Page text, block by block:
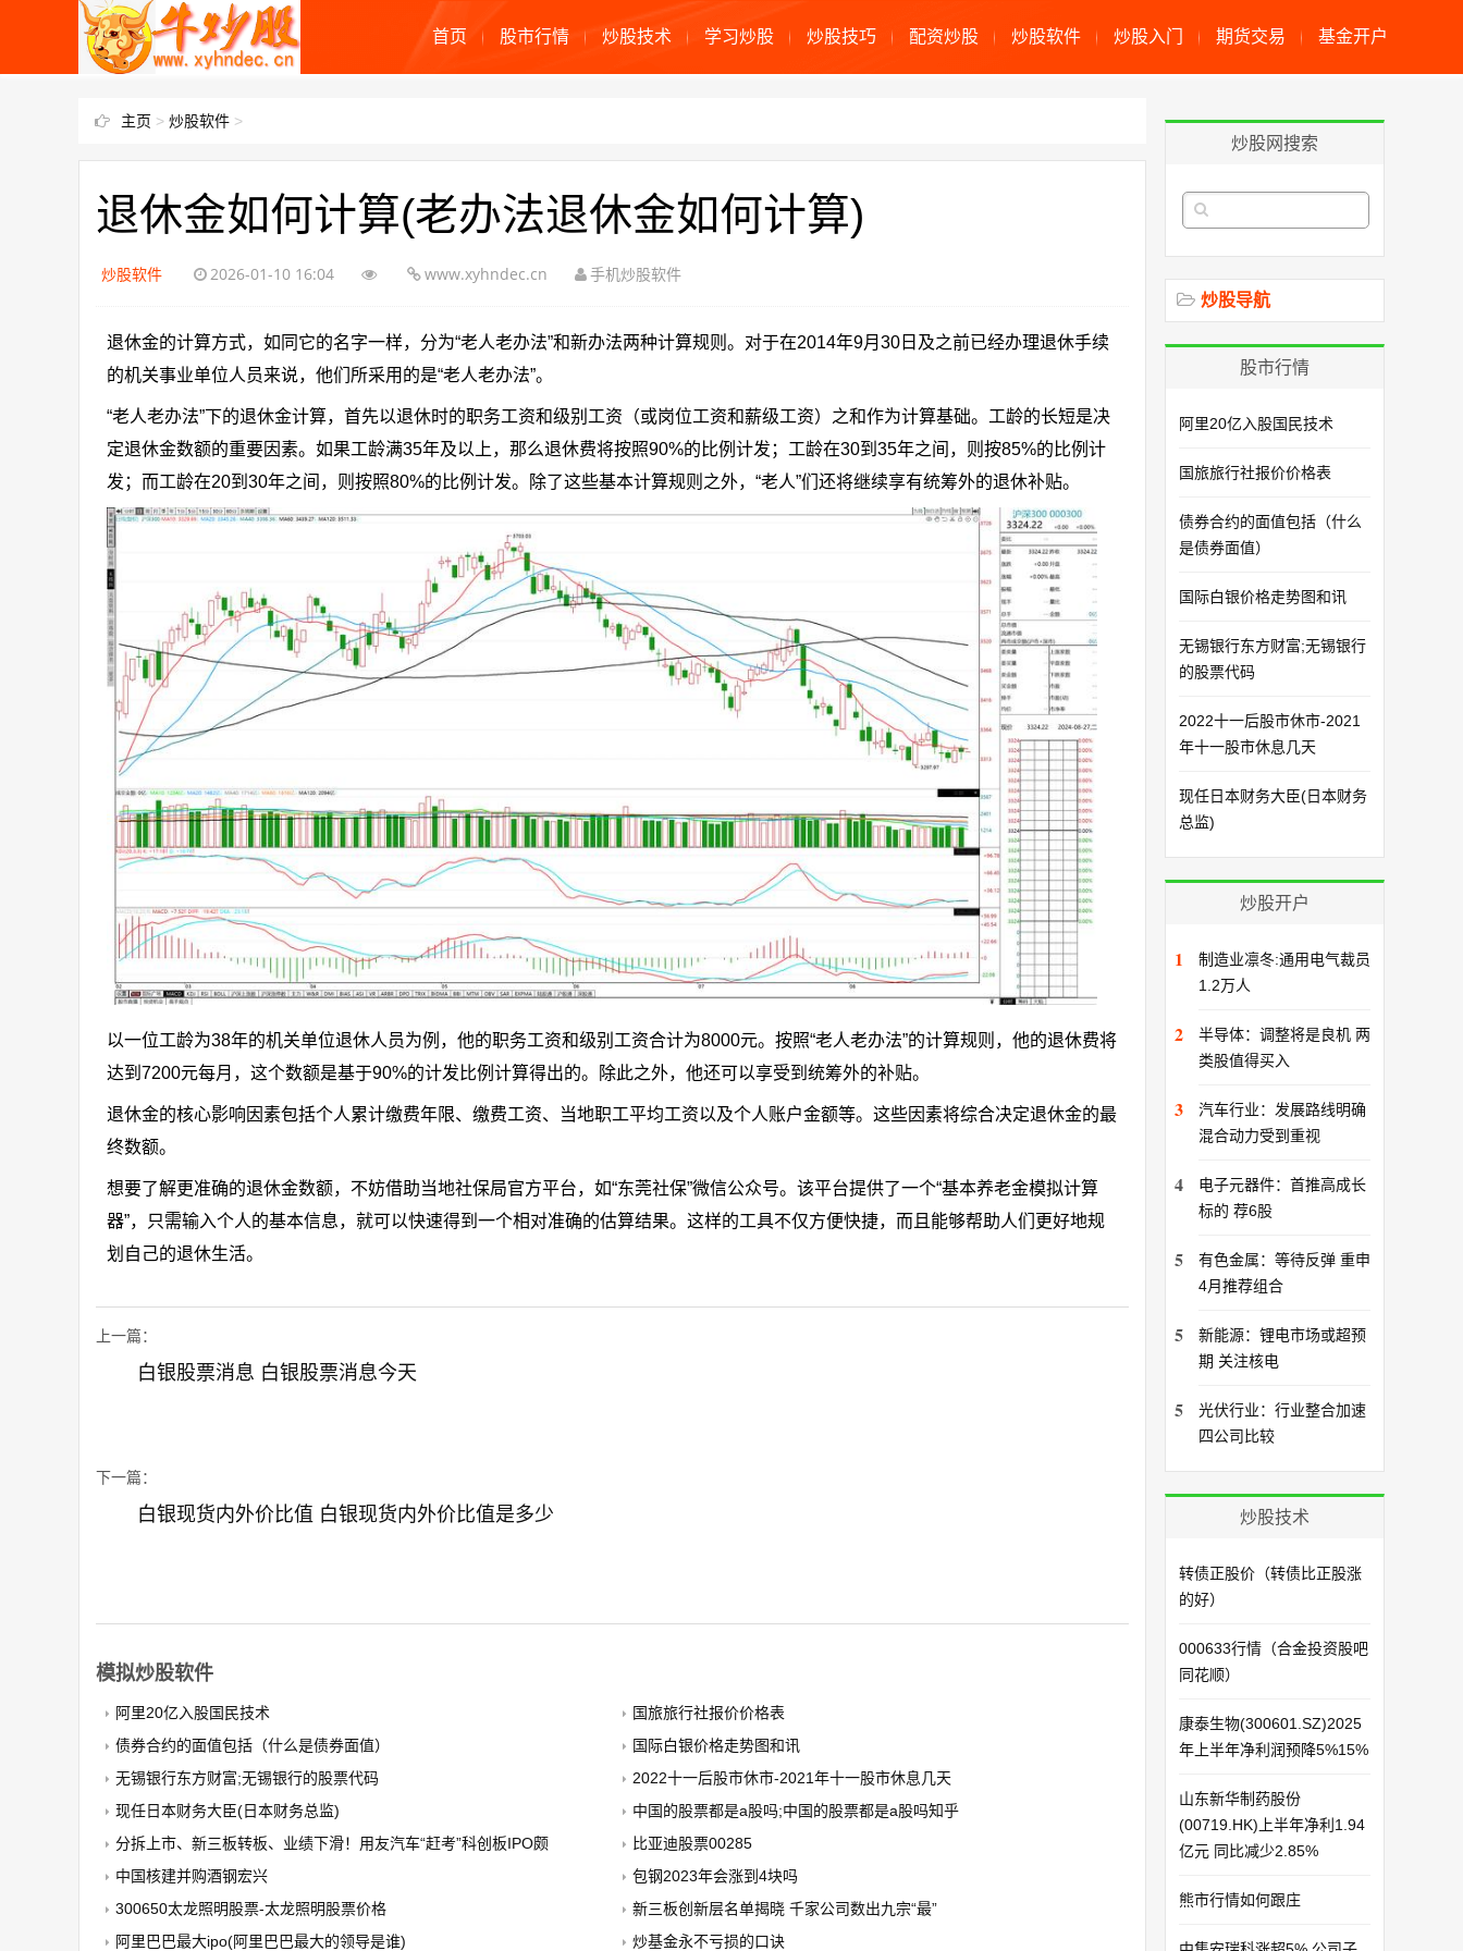
首页 股市行情 炒股技术 学习炒股 炒股技巧 配资炒股 炒股软件 炒股入门 期货交易 基金开户
主页 > 炒股软件 >
退休金如何计算(老办法退休金如何计算)
炒股软件 2026-01-10 16:04 www.xyhndec.cn 手机炒股软件
退休金的计算方式，如同它的名字一样，分为“老人老办法”和新办法两种计算规则。对于在2014年9月30日及之前已经办理退休手续
的机关事业单位人员来说，他们所采用的是“老人老办法”。
“老人老办法”下的退休金计算，首先以退休时的职务工资和级别工资（或岗位工资和薪级工资）之和作为计算基础。工龄的长短是决
定退休金数额的重要因素。如果工龄满35年及以上，那么退休费将按照90%的比例计发；工龄在30到35年之间，则按85%的比例计
发；而工龄在20到30年之间，则按照80%的比例计发。除了这些基本计算规则之外，“老人”们还将继续享有统筹外的退休补贴。
以一位工龄为38年的机关单位退休人员为例，他的职务工资和级别工资合计为8000元。按照“老人老办法”的计算规则，他的退休费将
达到7200元每月，这个数额是基于90%的计发比例计算得出的。除此之外，他还可以享受到统筹外的补贴。
退休金的核心影响因素包括个人累计缴费年限、缴费工资、当地职工平均工资以及个人账户金额等。这些因素将综合决定退休金的最
终数额。
想要了解更准确的退休金数额，不妨借助当地社保局官方平台，如“东莞社保”微信公众号。该平台提供了一个“基本养老金模拟计算
器”，只需输入个人的基本信息，就可以快速得到一个相对准确的估算结果。这样的工具不仅方便快捷，而且能够帮助人们更好地规
划自己的退休生活。
上一篇：
白银股票消息 白银股票消息今天
下一篇：
白银现货内外价比值 白银现货内外价比值是多少
模拟炒股软件
阿里20亿入股国民技术
国旅旅行社报价价格表
债券合约的面值包括（什么是债券面值）
国际白银价格走势图和讯
无锡银行东方财富;无锡银行的股票代码
2022十一后股市休市-2021年十一股市休息几天
现任日本财务大臣(日本财务总监)
中国的股票都是a股吗;中国的股票都是a股吗知乎
分拆上市、新三板转板、业绩下滑！用友汽车“赶考”科创板IPO颇
比亚迪股票00285
中国核建并购酒钢宏兴
包钢2023年会涨到4块吗
300650太龙照明股票-太龙照明股票价格
新三板创新层名单揭晓 千家公司数出九宗“最”
阿里巴巴最大ipo(阿里巴巴最大的领导是谁)
炒基金永不亏损的口诀
炒股网搜索
炒股导航
股市行情
阿里20亿入股国民技术
国旅旅行社报价价格表
债券合约的面值包括（什么
是债券面值）
国际白银价格走势图和讯
无锡银行东方财富;无锡银行
的股票代码
2022十一后股市休市-2021
年十一股市休息几天
现任日本财务大臣(日本财务
总监)
炒股开户
1
制造业凛冬:通用电气裁员
1.2万人
2
半导体：调整将是良机 两
类股值得买入
3
汽车行业：发展路线明确
混合动力受到重视
4
电子元器件：首推高成长
标的 荐6股
5
有色金属：等待反弹 重申
4月推荐组合
5
新能源：锂电市场或超预
期 关注核电
5
光伏行业：行业整合加速
四公司比较
炒股技术
转债正股价（转债比正股涨
的好）
000633行情（合金投资股吧
同花顺）
康泰生物(300601.SZ)2025
年上半年净利润预降5%15%
山东新华制药股份
(00719.HK)上半年净利1.94
亿元 同比减少2.85%
熊市行情如何跟庄